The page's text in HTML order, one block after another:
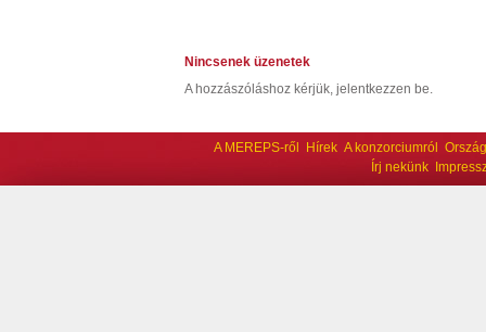
Nincsenek üzenetek
A hozzászóláshoz kérjük, jelentkezzen be.
A MEREPS-ről Hírek A konzorciumról
Írj nekünk